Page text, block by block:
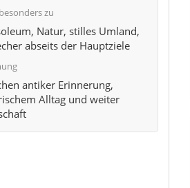
zu
Natur, stilles Umland,
abseits der Hauptziele
antiker Erinnerung,
Alltag und weiter